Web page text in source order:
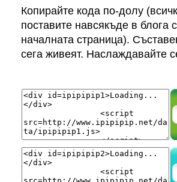
Копирайте кода по-долу
поставите навсякъде в блога
началната страница).
сега живеят. Наслаждавайте